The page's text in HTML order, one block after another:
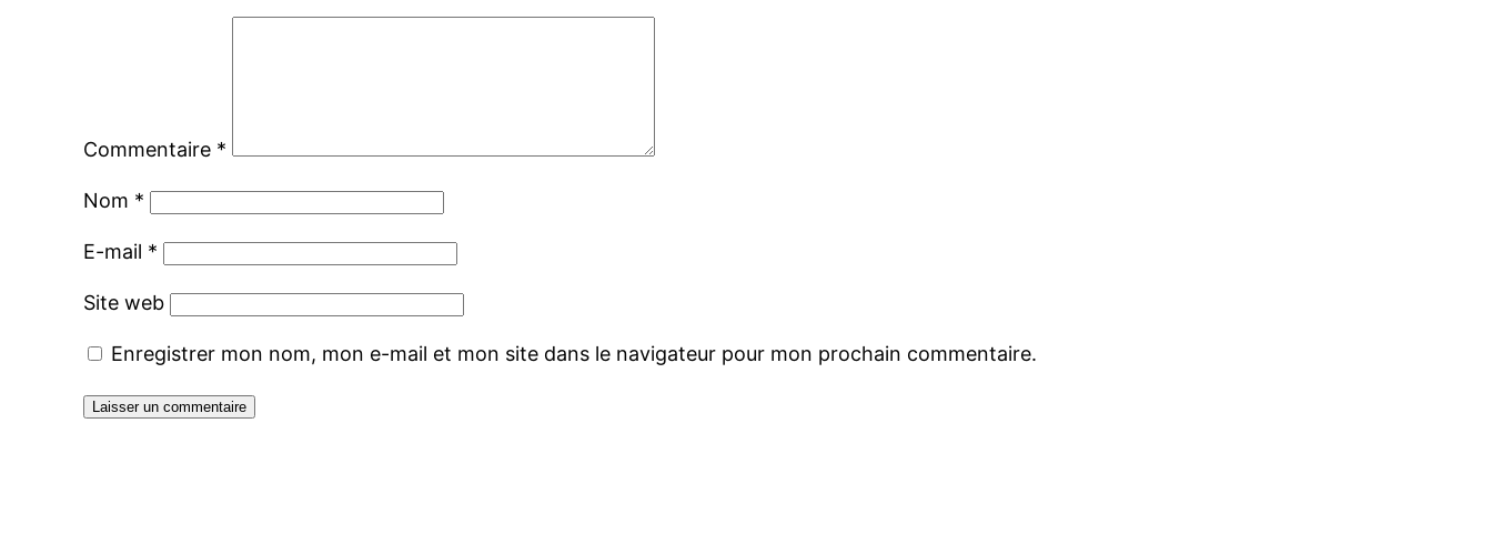
Commentaire *
Nom *
E-mail *
Site web
Enregistrer mon nom, mon e-mail et mon site dans le navigateur pour mon prochain commentaire.